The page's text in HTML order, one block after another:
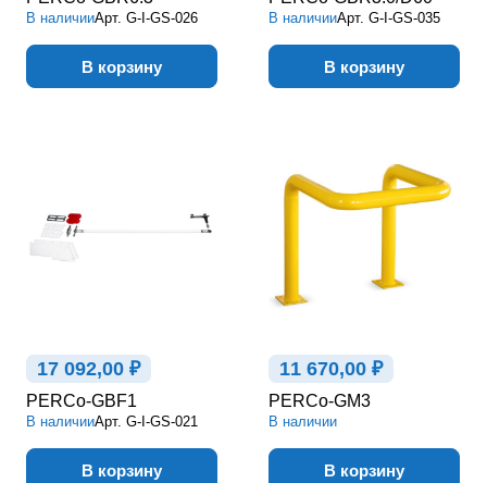
В наличииАрт. G-I-GS-026
В корзину
В наличииАрт. G-I-GS-035
В корзину
17 092,00 ₽
PERCo-GBF1
В наличииАрт. G-I-GS-021
В корзину
11 670,00 ₽
PERCo-GM3
В наличии
В корзину